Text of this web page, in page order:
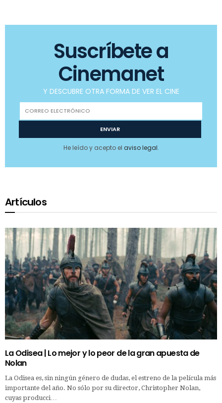
Suscríbete a
Cinemanet
Y DESCUBRE OTRA FORMA DE VER EL CINE
He leído y acepto el aviso legal.
Artículos
La Odisea | Lo mejor y lo peor de la gran apuesta de
Nolan
La Odisea es, sin ningún género de dudas, el estreno de la película más
importante del año. No sólo por su director, Christopher Nolan,
cuyas producci…